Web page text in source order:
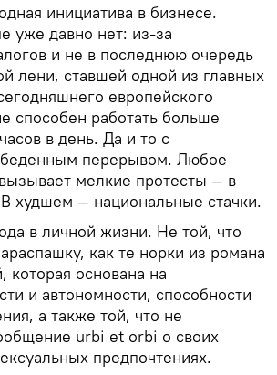
инициатива в бизнесе.
уже давно нет: из-за
и не в последнюю очередь
лени, ставшей одной из главных
европейского
способен работать больше
в день. Да и то с
перерывом. Любое
мелкие протесты — в
худшем — национальные стачки.
в личной жизни. Не той, что
как те норки из романа
которая основана на
и автономности, способности
а также той, что не
urbi et orbi о своих
предпочтениях.